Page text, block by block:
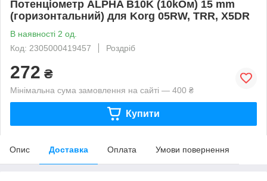
Потенціометр ALPHA B10K (10kOм) 15 mm
(горизонтальний) для Korg 05RW, TRR, X5DR
В наявності 2 од.
Код: 2305000419457
Роздріб
272 ₴
Мінімальна сума замовлення на сайті — 400 ₴
Купити
Опис Доставка Оплата Умови повернення